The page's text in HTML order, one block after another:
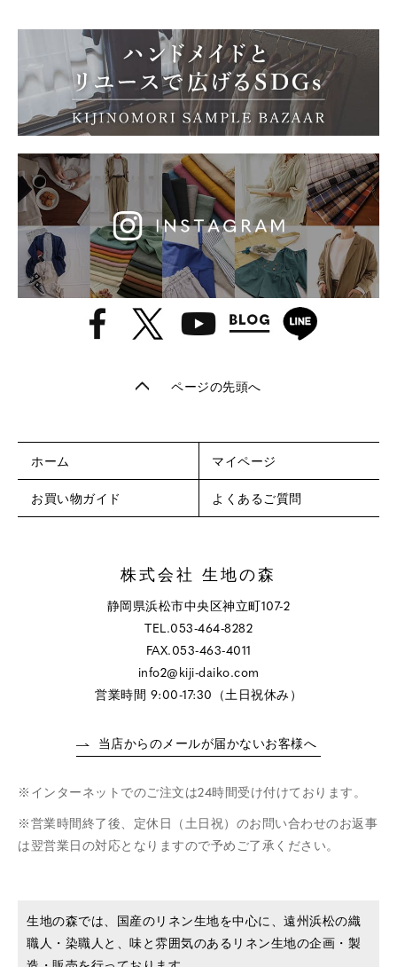
ページの先頭へ
ホーム マイページ
お買い物ガイド よくあるご質問
株式会社 生地の森
静岡県浜松市中央区神立町107-2
TEL.053-464-8282
FAX.053-463-4011
info2@kiji-daiko.com
営業時間 9:00-17:30（土日祝休み）
当店からのメールが届かないお客様へ
インターネットでのご注文は24時間受け付けております。
営業時間終了後、定休日（土日祝）のお問い合わせのお返事
は翌営業日の対応となりますので予めご了承ください。
生地の森では、国産のリネン生地を中心に、遠州浜松の織
職人・染職人と、味と雰囲気のあるリネン生地の企画・製